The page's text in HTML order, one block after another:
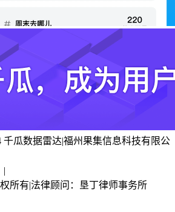
千瓜数据雷达|福州果集信息科技有限公
|
所有|法律顾问：垦丁律师事务所